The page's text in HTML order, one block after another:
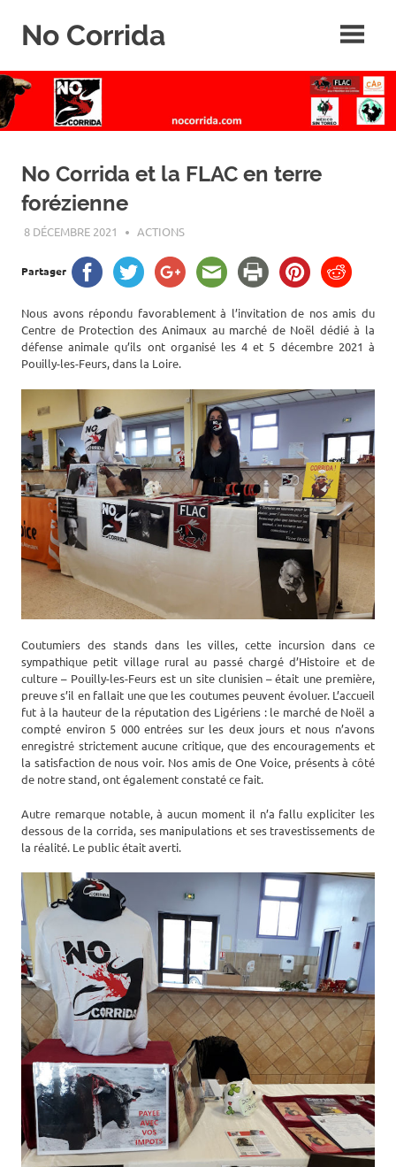
No Corrida
de
la
corrida
No Corrida et la FLAC en terre
forézienne
8 DÉCEMBRE 2021 ROGER LAHANA
ACTIONS
Partager
Nous avons répondu favorablement à l’invitation de nos amis du
Centre de Protection des Animaux au marché de Noël dédié à la
défense animale qu’ils ont organisé les 4 et 5 décembre 2021 à
Pouilly-les-Feurs, dans la Loire.
Coutumiers des stands dans les villes, cette incursion dans ce
sympathique petit village rural au passé chargé d’Histoire et de
culture – Pouilly-les-Feurs est un site clunisien – était une première,
preuve s’il en fallait une que les coutumes peuvent évoluer. L’accueil
fut à la hauteur de la réputation des Ligériens : le marché de Noël a
compté environ 5 000 entrées sur les deux jours et nous n’avons
enregistré strictement aucune critique, que des encouragements et
la satisfaction de nous voir. Nos amis de One Voice, présents à côté
de notre stand, ont également constaté ce fait.
Autre remarque notable, à aucun moment il n’a fallu expliciter les
dessous de la corrida, ses manipulations et ses travestissements de
la réalité. Le public était averti.